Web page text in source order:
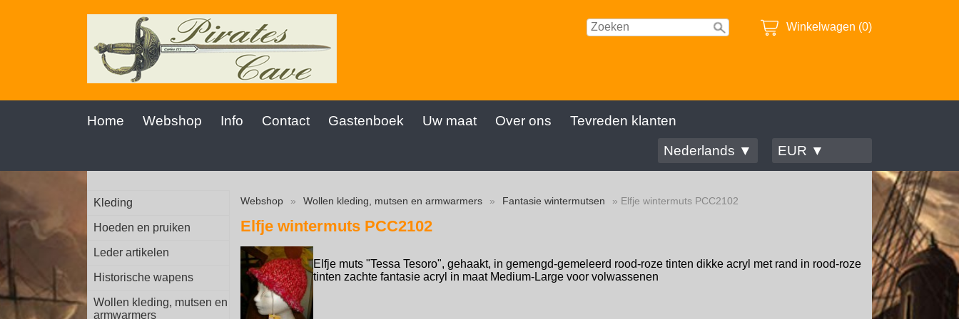
Winkelwagen (0)
Home Webshop Info Contact Gastenboek Uw maat Over ons
Tevreden klanten
Nederlands ▼
EUR ▼
Kleding
Hoeden en pruiken
Leder artikelen
Historische wapens
Wollen kleding, mutsen en
armwarmers
Webshop » Wollen kleding, mutsen en armwarmers » Fantasie wintermutsen » Elfje wintermuts PCC2102
Elfje wintermuts PCC2102
Elfje muts "Tessa Tesoro", gehaakt, in gemengd-gemeleerd rood-roze tinten dikke acryl met rand in rood-roze
tinten zachte fantasie acryl in maat Medium-Large voor volwassenen